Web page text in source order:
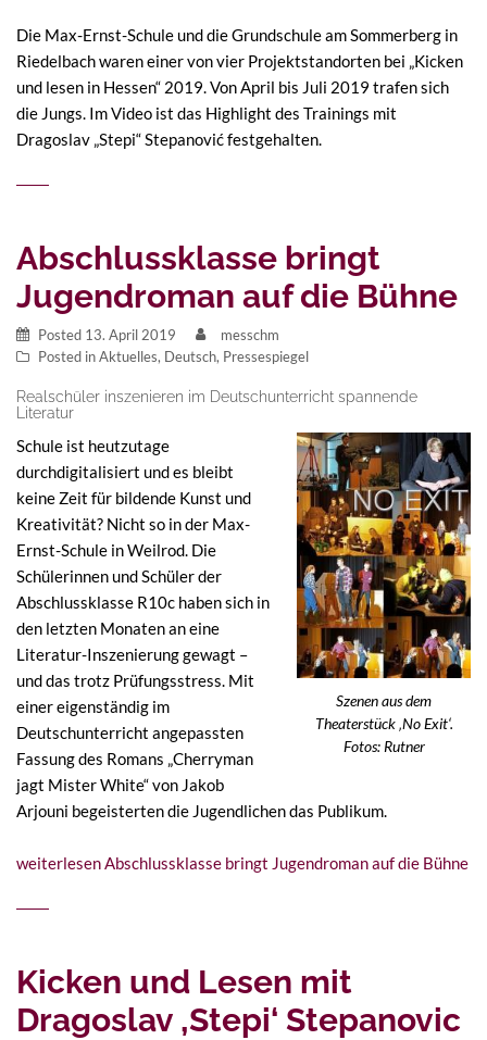
Die Max-Ernst-Schule und die Grundschule am Sommerberg in
Riedelbach waren einer von vier Projektstandorten bei „Kicken
und lesen in Hessen“ 2019. Von April bis Juli 2019 trafen sich
die Jungs. Im Video ist das Highlight des Trainings mit
Dragoslav „Stepi“ Stepanović festgehalten.
Abschlussklasse bringt
Jugendroman auf die Bühne
Posted 13. April 2019
messchm
Posted inAktuelles, Deutsch, Pressespiegel
Realschüler inszenieren im Deutschunterricht spannende
Literatur
Szenen aus dem
Theaterstück ‚No Exit‘.
Fotos: Rutner
Schule ist heutzutage
durchdigitalisiert und es bleibt
keine Zeit für bildende Kunst und
Kreativität? Nicht so in der Max-
Ernst-Schule in Weilrod. Die
Schülerinnen und Schüler der
Abschlussklasse R10c haben sich in
den letzten Monaten an eine
Literatur-Inszenierung gewagt –
und das trotz Prüfungsstress. Mit
einer eigenständig im
Deutschunterricht angepassten
Fassung des Romans „Cherryman
jagt Mister White“ von Jakob
Arjouni begeisterten die Jugendlichen das Publikum.
weiterlesenAbschlussklasse bringt Jugendroman auf die Bühne
Kicken und Lesen mit
Dragoslav ‚Stepi‘ Stepanovic